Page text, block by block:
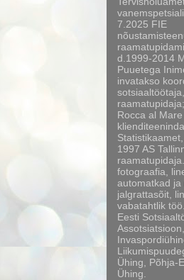
7.2025 FIE
d.1999-2014
Puuetega
invatakso
Rocca al Mare
1997 AS
raamatupidaja.
fotograafia,
automatkad ja
jalgrattasõit,
vabatahtlik töö.
Eesti
Ühing, Põhja-
Ühing.